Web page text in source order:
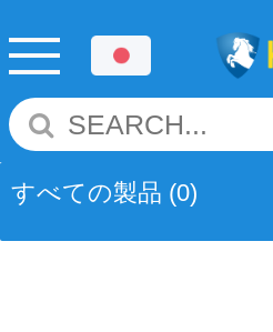
すべての製品 (0)